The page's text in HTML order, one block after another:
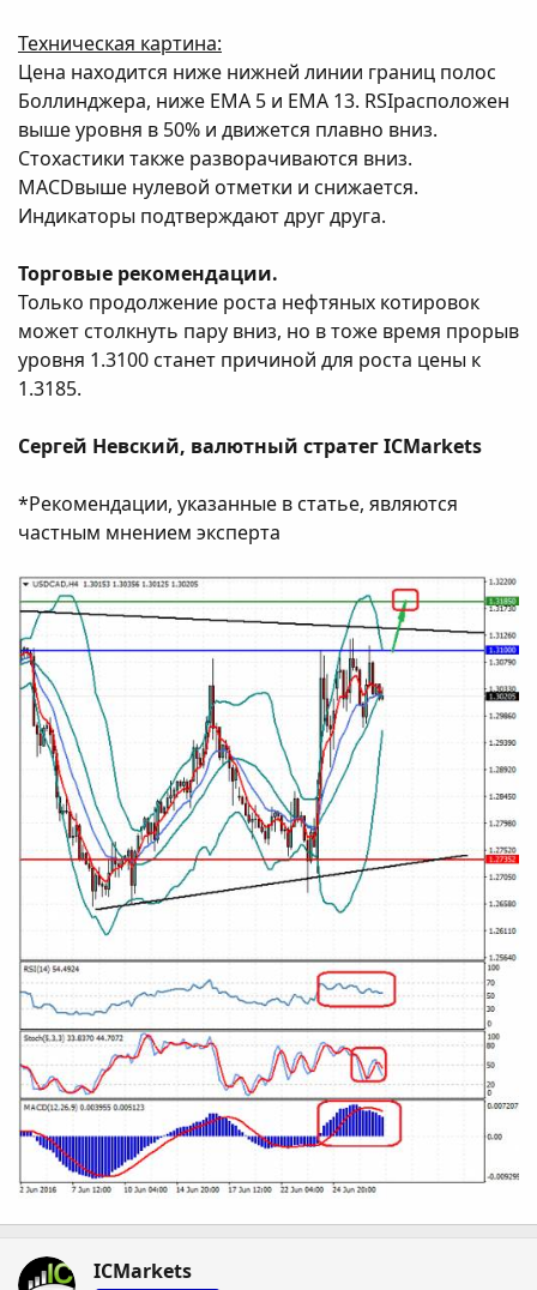
Техническая картина:
Цена находится ниже нижней линии границ полос
Боллинджера, ниже ЕМА 5 и ЕМА 13. RSIрасположен
выше уровня в 50% и движется плавно вниз.
Стохастики также разворачиваются вниз.
MACDвыше нулевой отметки и снижается.
Индикаторы подтверждают друг друга.
Торговые рекомендации.
Только продолжение роста нефтяных котировок
может столкнуть пару вниз, но в тоже время прорыв
уровня 1.3100 станет причиной для роста цены к
1.3185.
Сергей Невский, валютный стратег ICMarkets
*Рекомендации, указанные в статье, являются
частным мнением эксперта
ICMarkets